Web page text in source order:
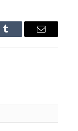
Tumblr Email